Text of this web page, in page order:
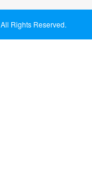
Rights Reserved.